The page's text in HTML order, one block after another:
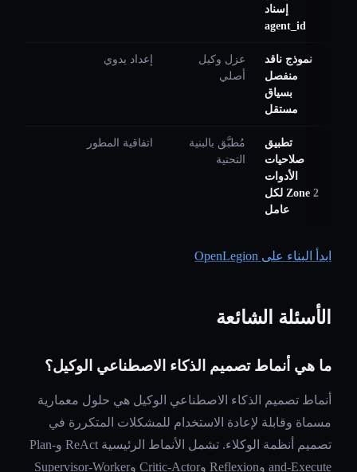
إسناد
agent_id
نموذج ناقد
منفصل
بسياق
مستقل
عزل وكيل
أصلي
إعداد يدوي
تطبيق
صلاحيات
الأدوات
Zone 2 لكل
عامل
مُطبَّق بالبنية
التحتية
اتفاقية المطور
ابدأ البناء على OpenLegion
الأسئلة الشائعة
ما هي أنماط تصميم الذكاء الاصطناعي الوكيل؟
أنماط تصميم الذكاء الاصطناعي الوكيل هي حلول معمارية
مسماة وقابلة لإعادة الاستخدام للمشكلات المتكررة في
تصميم أنظمة الوكلاء. تشمل الأنماط الرئيسية ReAct وPlan-
and-Execute وReflexion وCritic-Actor وSupervisor-Worker